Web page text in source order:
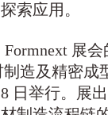
索应用。
展会
制造及精密成
日举行。展